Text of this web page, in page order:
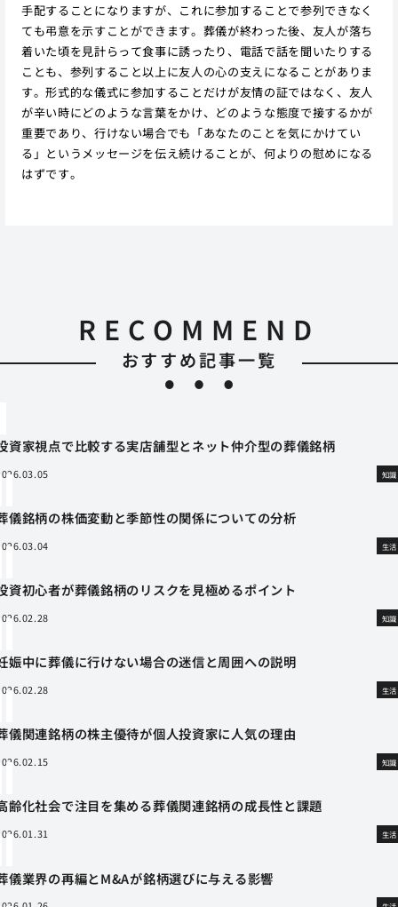
手配することになりますが、これに参加することで参列できなく
ても弔意を示すことができます。葬儀が終わった後、友人が落ち
着いた頃を見計らって食事に誘ったり、電話で話を聞いたりする
ことも、参列すること以上に友人の心の支えになることがありま
す。形式的な儀式に参加することだけが友情の証ではなく、友人
が辛い時にどのような言葉をかけ、どのような態度で接するかが
重要であり、行けない場合でも「あなたのことを気にかけてい
る」というメッセージを伝え続けることが、何よりの慰めになる
はずです。
RECOMMEND
おすすめ記事一覧
資家視点で比較する実店舗型とネット仲介型の葬儀銘柄
知識
儀銘柄の株価変動と季節性の関係についての分析
生活
資初心者が葬儀銘柄のリスクを見極めるポイント
知識
娠中に葬儀に行けない場合の迷信と周囲への説明
生活
儀関連銘柄の株主優待が個人投資家に人気の理由
知識
齢化社会で注目を集める葬儀関連銘柄の成長性と課題
生活
儀業界の再編とM&Aが銘柄選びに与える影響